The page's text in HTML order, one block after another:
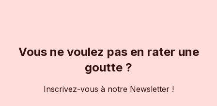
Vous ne voulez pas en rater une
goutte ?
Inscrivez-vous à notre Newsletter !